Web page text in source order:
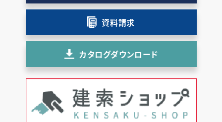
資料請求
カタログダウンロード